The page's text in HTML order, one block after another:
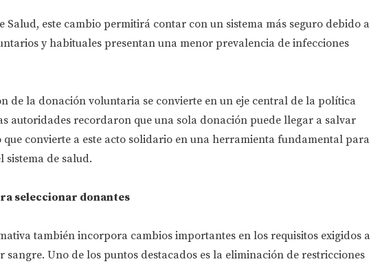
Salud, este cambio permitirá contar con un sistema más seguro debido a
y habituales presentan una menor prevalencia de infecciones
de la donación voluntaria se convierte en un eje central de la política
autoridades recordaron que una sola donación puede llegar a salvar
que convierte a este acto solidario en una herramienta fundamental para
sistema de salud.
seleccionar donantes
también incorpora cambios importantes en los requisitos exigidos a
sangre. Uno de los puntos destacados es la eliminación de restricciones